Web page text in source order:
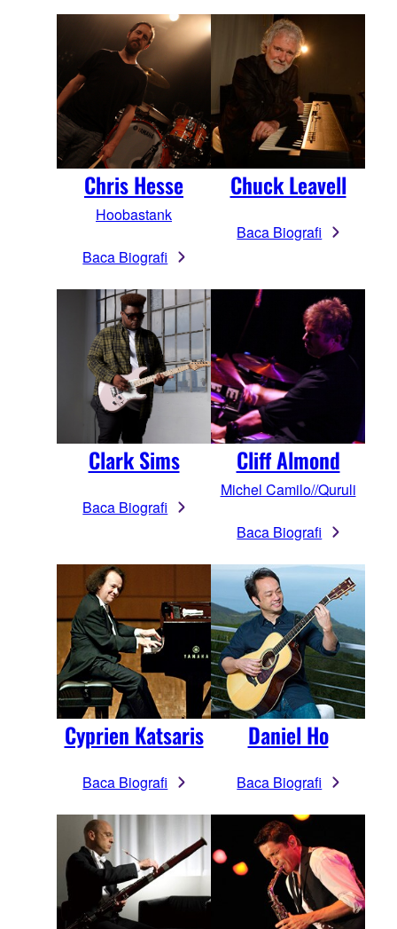
Chris Hesse
Hoobastank
Baca Biografi
Chuck Leavell
Baca Biografi
Clark Sims
Baca Biografi
Cliff Almond
Michel Camilo//Quruli
Baca Biografi
Cyprien Katsaris
Baca Biografi
Daniel Ho
Baca Biografi